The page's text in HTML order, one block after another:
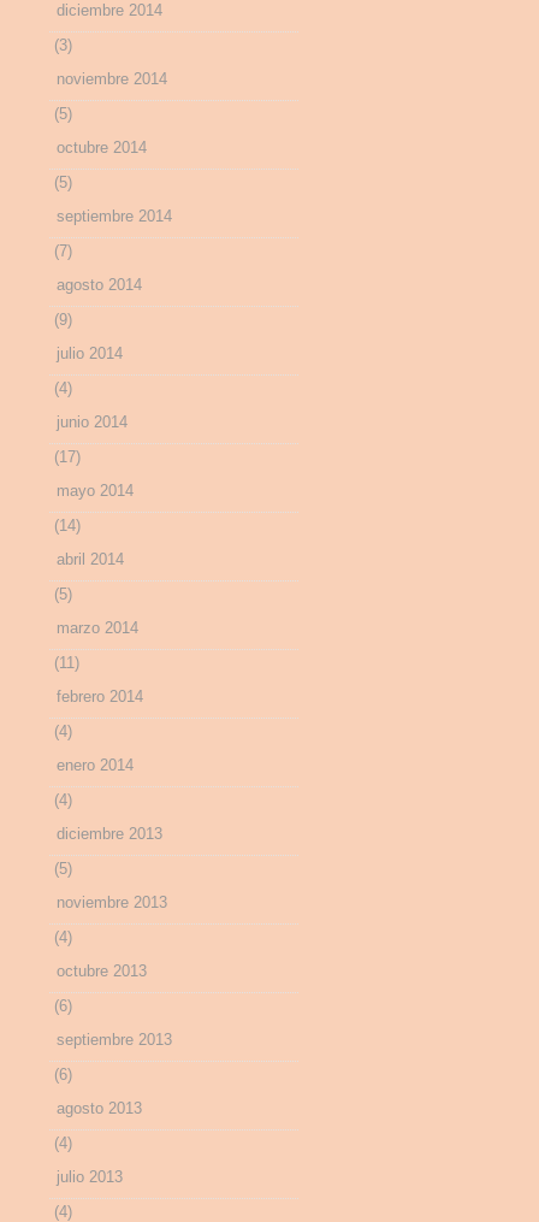
diciembre 2014
(3)
noviembre 2014
(5)
octubre 2014
(5)
septiembre 2014
(7)
agosto 2014
(9)
julio 2014
(4)
junio 2014
(17)
mayo 2014
(14)
abril 2014
(5)
marzo 2014
(11)
febrero 2014
(4)
enero 2014
(4)
diciembre 2013
(5)
noviembre 2013
(4)
octubre 2013
(6)
septiembre 2013
(6)
agosto 2013
(4)
julio 2013
(4)